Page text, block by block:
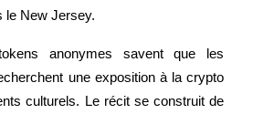
y compris des informations
le New Jersey.
anonymes savent que les
une exposition à la crypto
culturels. Le récit se construit de